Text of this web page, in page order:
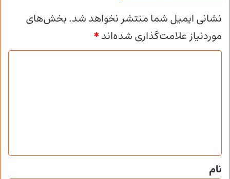
نشانی ایمیل شما منتشر نخواهد شد.بخش‌های
موردنیاز علامت‌گذاری شده‌اند*
*
نام